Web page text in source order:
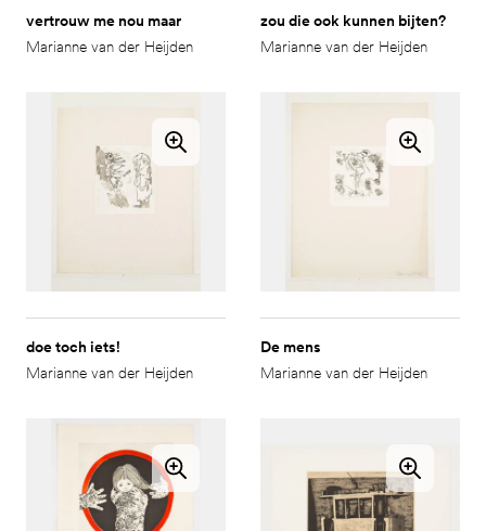
vertrouw me nou maar
Marianne van der Heijden
zou die ook kunnen bijten?
Marianne van der Heijden
doe toch iets!
Marianne van der Heijden
De mens
Marianne van der Heijden